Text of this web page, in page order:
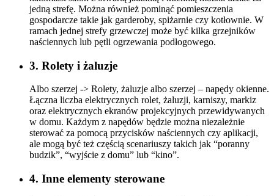
jedną strefę. Można również pominąć pomieszczenia
gospodarcze takie jak garderoby, spiżarnie czy kotłownie. W
ramach jednej strefy grzewczej może być kilka grzejników
naściennych lub pętli ogrzewania podłogowego.
3. Rolety i żaluzje
Albo szerzej -> Rolety, żaluzje albo szerzej – napędy okienne.
Łączna liczba elektrycznych rolet, żaluzji, karniszy, markiz
oraz elektrycznych ekranów projekcyjnych przewidywanych
w domu. Każdym z napędów będzie można niezależnie
sterować za pomocą przycisków naściennych czy aplikacji,
ale mogą być też częścią scenariuszy takich jak “poranny
budzik”, “wyjście z domu” lub “kino”.
4. Inne elementy sterowane